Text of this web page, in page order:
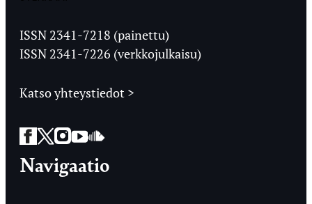
Ylioppilaslehti
ISSN 2341-7218 (painettu)
ISSN 2341-7226 (verkkojulkaisu)
Katso yhteystiedot >
Facebook
Twitter
Instagram
YouTube
SoundCloud
Navigaatio